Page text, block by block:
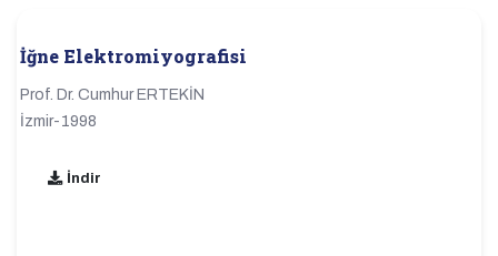
İğne Elektromiyografisi
Prof. Dr. Cumhur ERTEKİN
İzmir-1998
İndir